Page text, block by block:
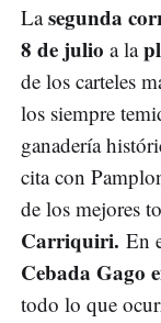
Lasegunda
8 de julio a la
de los carteles
los siempre
ganadería
cita con
de los mejores
Carriquiri. En
Cebada Gago
todo lo que